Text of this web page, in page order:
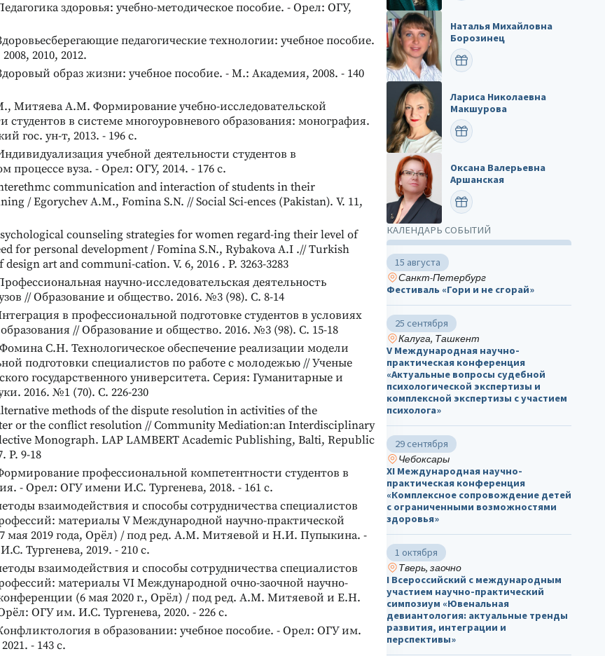
здоровья: учебно-методическое пособие. - Орел: ОГУ,
педагогические технологии: учебное пособие.
2010, 2012.
образ жизни: учебное пособие. - М.: Академия, 2008. - 140
Митяева А.М. Формирование учебно-исследовательской
студентов в системе многоуровневого образования: монография.
гос. ун-т, 2013. - 196 с.
учебной деятельности студентов в
процессе вуза. - Орел: ОГУ, 2014. - 176 с.
communication and interaction of students in their
/ Egorychev A.M., Fomina S.N. // Social Sci-ences (Pakistan). V. 11,
counseling strategies for women regard-ing their level of
for personal development / Fomina S.N., Rybakova A.I .// Turkish
art and communi-cation. V. 6, 2016 . P. 3263-3283
научно-исследовательская деятельность
// Образование и общество. 2016. №3 (98). С. 8-14
в профессиональной подготовке студентов в условиях
// Образование и общество. 2016. №3 (98). С. 15-18
С.Н. Технологическое обеспечение реализации модели
подготовки специалистов по работе с молодежью // Ученые
государственного университета. Серия: Гуманитарные и
2016. №1 (70). С. 226-230
methods of the dispute resolution in activities of the
or the conflict resolution // Community Mediation:an Interdisciplinary
Monograph. LAP LAMBERT Academic Publishing, Balti, Republic
P. 9-18
профессиональной компетентности студентов в
- Орел: ОГУ имени И.С. Тургенева, 2018. - 161 с.
взаимодействия и способы сотрудничества специалистов
материалы V Международной научно-практической
мая 2019 года, Орёл) / под ред. А.М. Митяевой и Н.И. Пупыкина. -
Тургенева, 2019. - 210 с.
взаимодействия и способы сотрудничества специалистов
материалы VI Международной очно-заочной научно-
(6 мая 2020 г., Орёл) / под ред. А.М. Митяевой и Е.Н.
ОГУ им. И.С. Тургенева, 2020. - 226 с.
в образовании: учебное пособие. - Орел: ОГУ им.
- 143 с.
ДИАГНОСТИКА
Наталья Михайловна
Борозинец
ПОЗДРАВИТЬ
Лариса Николаевна
Макшурова
ПОЗДРАВИТЬ
Оксана Валерьевна
Аршанская
ПОЗДРАВИТЬ
КАЛЕНДАРЬ СОБЫТИЙ
15 августа
Санкт-Петербург
Фестиваль «Гори и не сгорай»
25 сентября
Калуга, Ташкент
V Международная научно-
практическая конференция
«Актуальные вопросы судебной
психологической экспертизы и
комплексной экспертизы с участием
психолога»
29 сентября
Чебоксары
ХΙ Международная научно-
практическая конференция
«Комплексное сопровождение детей
с ограниченными возможностями
здоровья»
1 октября
Тверь, заочно
I Всероссийский с международным
участием научно-практический
симпозиум «Ювенальная
девиантология: актуальные тренды
развития, интеграции и
перспективы»